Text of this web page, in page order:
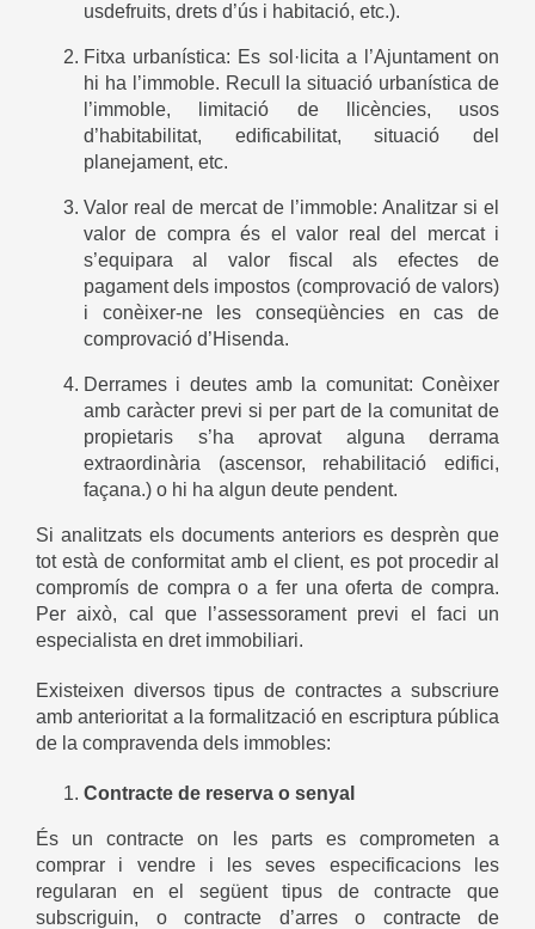
usdefruits, drets d’ús i habitació, etc.).
Fitxa urbanística: Es sol·licita a l’Ajuntament on
hi ha l’immoble. Recull la situació urbanística de
l’immoble, limitació de llicències, usos
d’habitabilitat, edificabilitat, situació del
planejament, etc.
Valor real de mercat de l’immoble: Analitzar si el
valor de compra és el valor real del mercat i
s’equipara al valor fiscal als efectes de
pagament dels impostos (comprovació de valors)
i conèixer-ne les conseqüències en cas de
comprovació d’Hisenda.
Derrames i deutes amb la comunitat: Conèixer
amb caràcter previ si per part de la comunitat de
propietaris s’ha aprovat alguna derrama
extraordinària (ascensor, rehabilitació edifici,
façana.) o hi ha algun deute pendent.
Si analitzats els documents anteriors es desprèn que
tot està de conformitat amb el client, es pot procedir al
compromís de compra o a fer una oferta de compra.
Per això, cal que l’assessorament previ el faci un
especialista en dret immobiliari.
Existeixen diversos tipus de contractes a subscriure
amb anterioritat a la formalització en escriptura pública
de la compravenda dels immobles:
Contracte de reserva o senyal
És un contracte on les parts es comprometen a
comprar i vendre i les seves especificacions les
regularan en el següent tipus de contracte que
subscriguin, o contracte d’arres o contracte de